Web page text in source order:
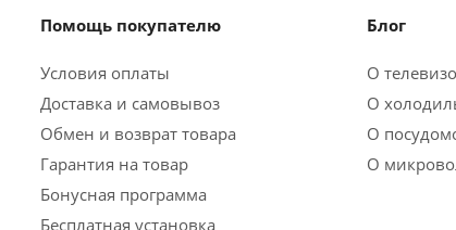
Помощь покупателю
Условия оплаты
Доставка и самовывоз
Обмен и возврат товара
Гарантия на товар
Бонусная программа
Бесплатная установка
Блог
О
О
О
О